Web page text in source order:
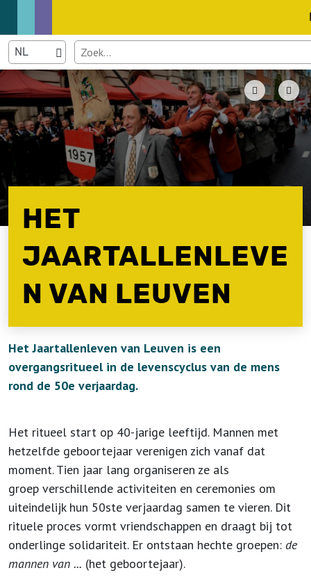
HET
JAARTALLENLEVE
N VAN LEUVEN
Het Jaartallenleven van Leuven is een
overgangsritueel in de levenscyclus van de mens
rond de 50e verjaardag.
Het ritueel start op 40-jarige leeftijd. Mannen met
hetzelfde geboortejaar verenigen zich vanaf dat
moment. Tien jaar lang organiseren ze als
groep verschillende activiteiten en ceremonies om
uiteindelijk hun 50ste verjaardag samen te vieren. Dit
rituele proces vormt vriendschappen en draagt bij tot
onderlinge solidariteit. Er ontstaan hechte groepen: de
mannen van ... (het geboortejaar).